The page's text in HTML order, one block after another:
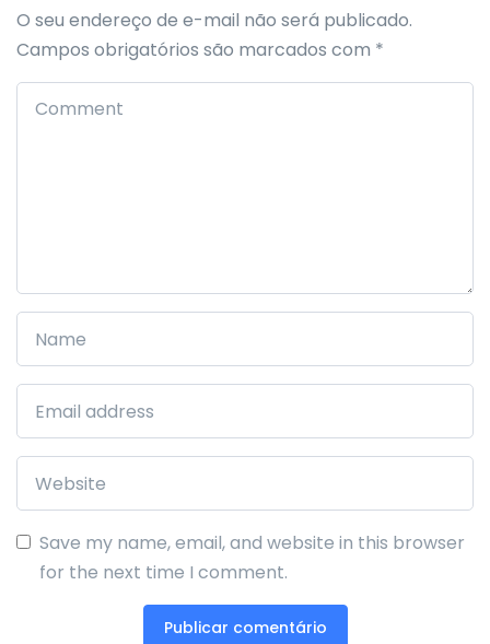
O seu endereço de e-mail não será publicado.
Campos obrigatórios são marcados com *
Save my name, email, and website in this browser
for the next time I comment.